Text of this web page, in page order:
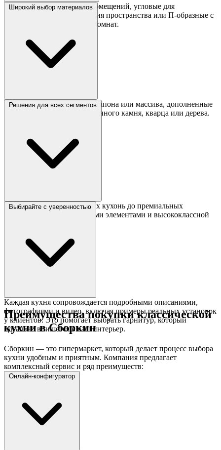
Прямые кухни для узких помещений, угловые для
оптимального использования пространства или П-образные с
островом для просторных комнат.
Широкий выбор материалов
Фасады из МДФ с эмалью, шпона или массива, дополненные
столешницами из искусственного камня, кварца или дерева.
Решения для всех сегментов
От доступных классических кухонь до премиальных
гарнитуров с декоративными элементами и высококлассной
Выбирайте с уверенностью
Каждая кухня сопровождается подробными описаниями,
фотографиями и видео, включая примеры реальных установок
у клиентов. Это помогает выбрать гарнитур, который
идеально впишется в ваш интерьер.
Преимущества покупки классической
кухни в Сборкин
Сборкин — это гипермаркет, который делает процесс выбора
кухни удобным и приятным. Компания предлагает
комплексный сервис и ряд преимуществ:
Онлайн-конфигуратор